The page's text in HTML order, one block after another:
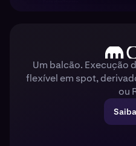
Um balcão. Execução
flexível em spot,
ou